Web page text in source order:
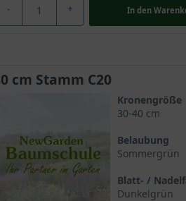
Weißdorns finden im Bereich
eingesetzt. Die
- + In den
cm Stamm C20
Kronengröße
30-40 cm
Belaubung
Sommergrün
Blatt- /
Dunkelgrün